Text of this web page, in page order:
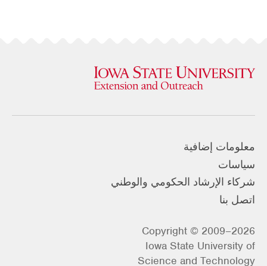
معلومات إضافية
سياسات
شركاء الإرشاد الحكومي والوطني
اتصل بنا
Copyright © 2009–2026
Iowa State University of
Science and Technology